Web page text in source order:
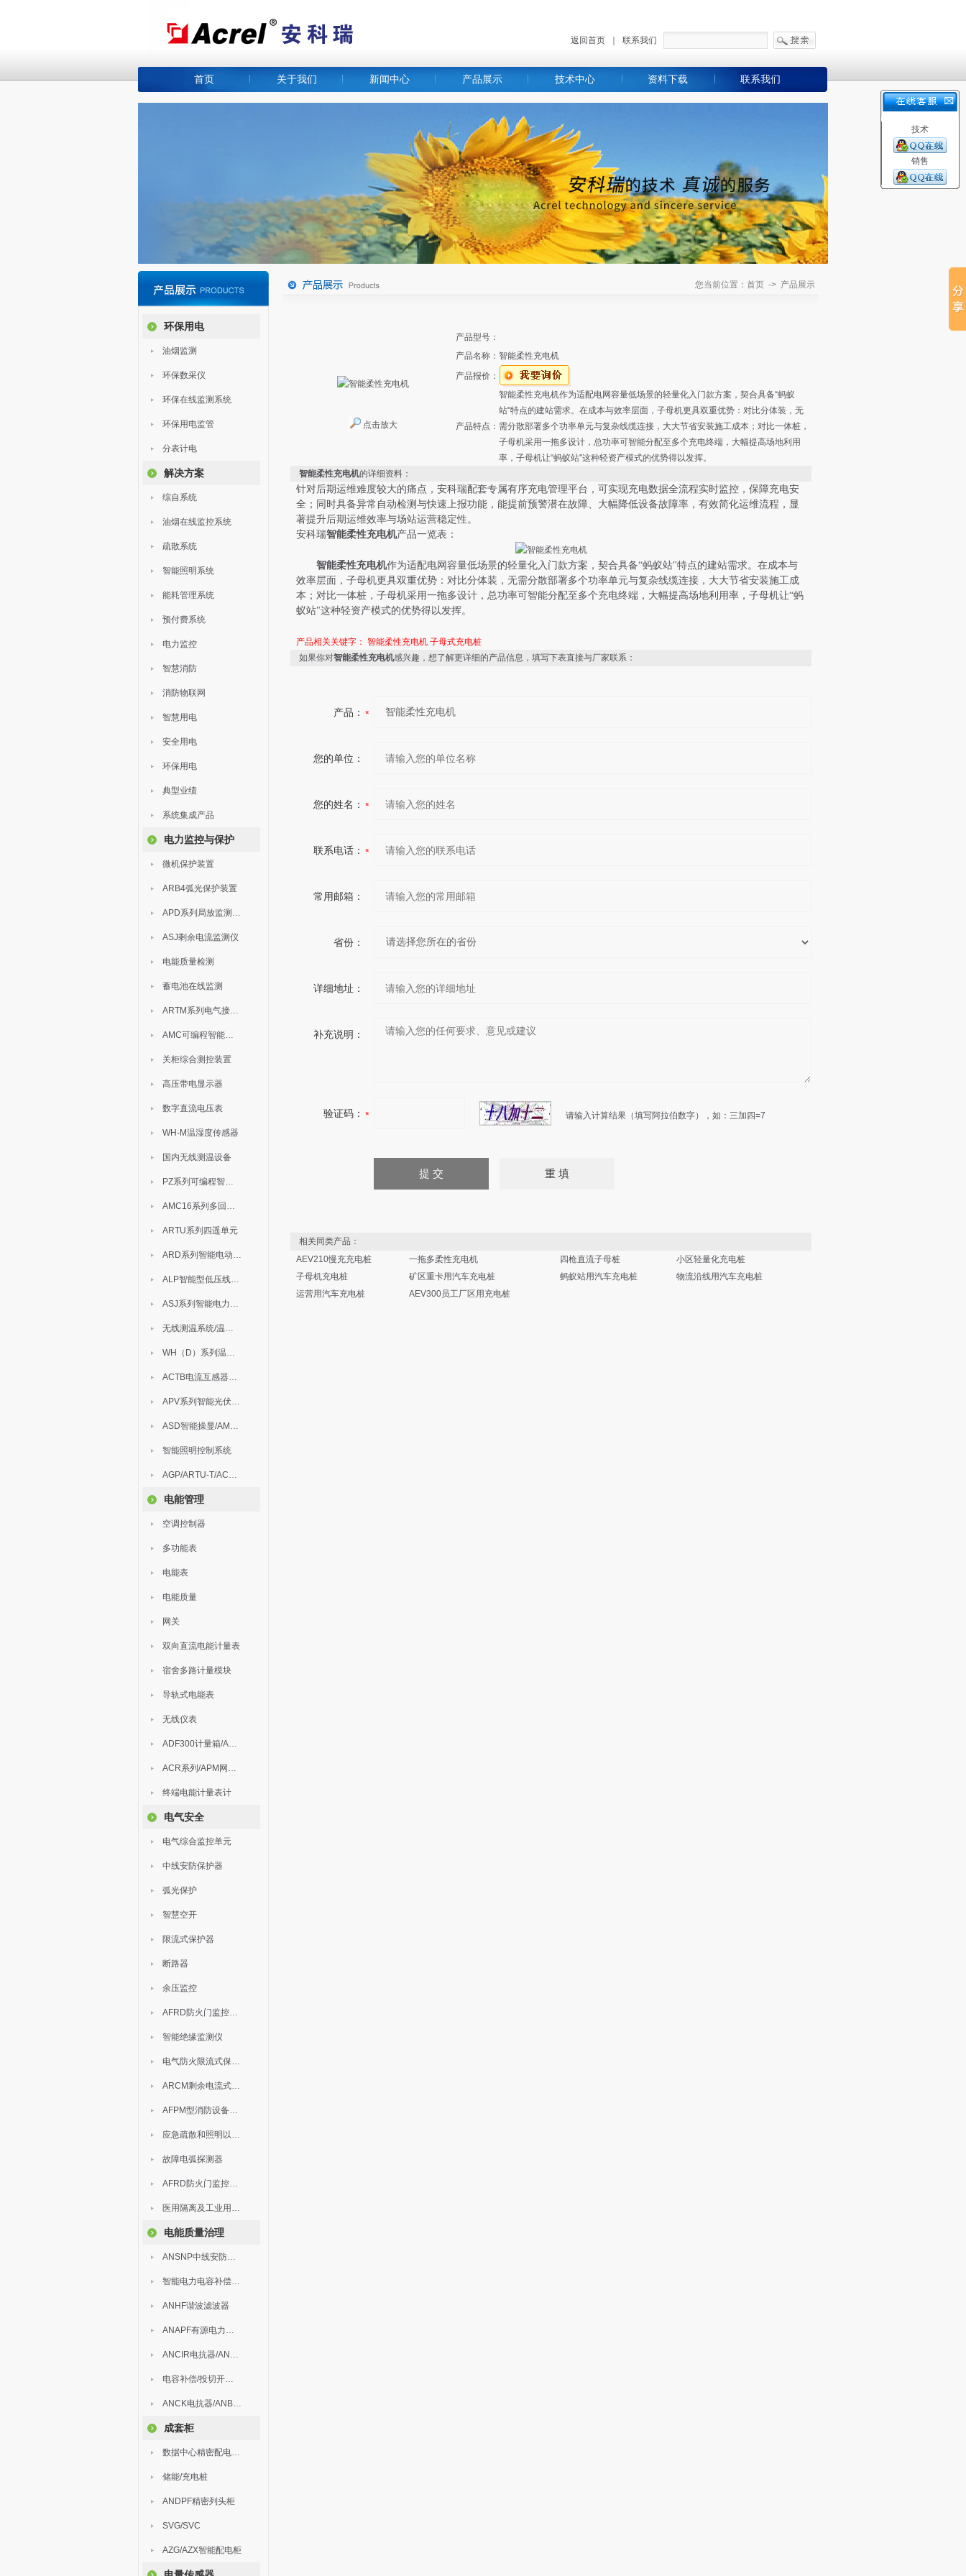
返回首页 联系我们
首页 关于我们 新闻中心 产品展示 技术中心 资料下载 联系我们
环保用电
油烟监测
环保数采仪
环保在线监测系统
环保用电监管
分表计电
解决方案
综自系统
油烟在线监控系统
疏散系统
智能照明系统
能耗管理系统
预付费系统
电力监控
智慧消防
消防物联网
智慧用电
安全用电
环保用电
典型业绩
系统集成产品
电力监控与保护
微机保护装置
ARB4弧光保护装置
APD系列局放监测装置
ASJ剩余电流监测仪
电能质量检测
蓄电池在线监测
ARTM系列电气接点测温装置
AMC可编程智能电测表
关柜综合测控装置
高压带电显示器
数字直流电压表
WH-M温湿度传感器
国内无线测温设备
PZ系列可编程智能表
AMC16系列多回路监控装置
ARTU系列四遥单元
ARD系列智能电动机保护器
ALP智能型低压线路保护装置
ASJ系列智能电力继电器
无线测温系统/温度巡检
WH（D）系列温湿度控制器
ACTB电流互感器过电压保护器
APV系列智能光伏汇流箱
ASD智能操显/AM中压保护
智能照明控制系统
AGP/ARTU-T/ACM/ADDC
电能管理
空调控制器
多功能表
电能表
电能质量
网关
双向直流电能计量表
宿舍多路计量模块
导轨式电能表
无线仪表
ADF300计量箱/AEW无线计量
ACR系列/APM网络电力仪表
终端电能计量表计
电气安全
电气综合监控单元
中线安防保护器
弧光保护
智慧空开
限流式保护器
断路器
余压监控
AFRD防火门监控模块
智能绝缘监测仪
电气防火限流式保护器
ARCM剩余电流式电气火灾监控装置
AFPM型消防设备电源监控系统
应急疏散和照明以及灯具
故障电弧探测器
AFRD防火门监控系统
医用隔离及工业用电绝缘检测
电能质量治理
ANSNP中线安防保护器
智能电力电容补偿装置
ANHF谐波滤波器
ANAPF有源电力滤波器
ANCIR电抗器/ANHPD300谐波保护器
电容补偿/投切开关/ARC
ANCK电抗器/ANBSMJ自愈式低压并联电容器
成套柜
数据中心精密配电监控装置
储能/充电桩
ANDPF精密列头柜
SVG/SVC
AZG/AZX智能配电柜
您当前位置：首页 -> 产品展示
点击放大
产品型号：
产品名称： 智能柔性充电机
产品报价：
产品特点：
智能柔性充电机作为适配电网容量低场景的轻量化入门款方案，契合具备“蚂蚁
站"特点的建站需求。在成本与效率层面，子母机更具双重优势：对比分体装，无
需分散部署多个功率单元与复杂线缆连接，大大节省安装施工成本；对比一体桩，
子母机采用一拖多设计，总功率可智能分配至多个充电终端，大幅提高场地利用
率，子母机让“蚂蚁站"这种轻资产模式的优势得以发挥。
智能柔性充电机的详细资料：
针对后期运维难度较大的痛点，安科瑞配套专属有序充电管理平台，可实现充电数据全流程实时监控，保障充电安
全；同时具备异常自动检测与快速上报功能，能提前预警潜在故障、大幅降低设备故障率，有效简化运维流程，显
著提升后期运维效率与场站运营稳定性。
安科瑞智能柔性充电机产品一览表：
智能柔性充电机作为适配电网容量低场景的轻量化入门款方案，契合具备“蚂蚁站"特点的建站需求。 在成本与
效率层面，子母机更具双重优势：对比分体装，无需分散部署多个功率单元与复杂线缆连接，大大节省安装施工成
本；对比一体桩，子母机采用一拖多设计，总功率可智能分配至多个充电终端，大幅提高场地利用率，子母机让“蚂
蚁站"这种轻资产模式的优势得以发挥。
产品相关关键字： 智能柔性充电机 子母式充电桩
如果你对智能柔性充电机感兴趣，想了解更详细的产品信息，填写下表直接与厂家联系：
产品：
您的单位：
您的姓名：
联系电话：
常用邮箱：
省份：
详细地址：
补充说明：
验证码： 请输入计算结果（填写阿拉伯数字），如：三加四=7
相关同类产品：
AEV210慢充充电桩
一拖多柔性充电机 四枪直流子母桩
小区轻量化充电桩
子母机充电桩
矿区重卡用汽车充电桩 蚂蚁站用汽车充电桩
物流沿线用汽车充电桩
运营用汽车充电桩
AEV300员工厂区用充电桩
技术
销售